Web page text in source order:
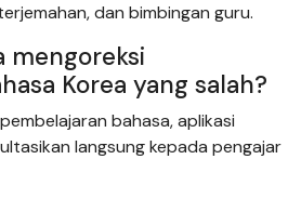
dan bimbingan guru.
mengoreksi
Korea yang salah?
bahasa, aplikasi
langsung kepada pengajar